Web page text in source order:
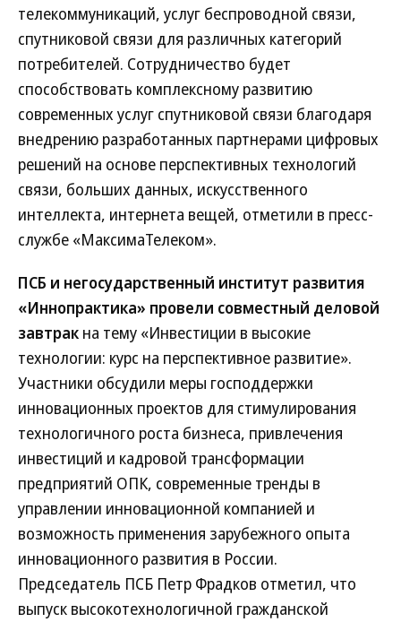
телекоммуникаций, услуг беспроводной связи,
спутниковой связи для различных категорий
потребителей. Сотрудничество будет
способствовать комплексному развитию
современных услуг спутниковой связи благодаря
внедрению разработанных партнерами цифровых
решений на основе перспективных технологий
связи, больших данных, искусственного
интеллекта, интернета вещей, отметили в пресс-
службе «МаксимаТелеком».
ПСБ и негосударственный институт развития
«Иннопрактика» провели совместный деловой
завтрак на тему «Инвестиции в высокие
технологии: курс на перспективное развитие».
Участники обсудили меры господдержки
инновационных проектов для стимулирования
технологичного роста бизнеса, привлечения
инвестиций и кадровой трансформации
предприятий ОПК, современные тренды в
управлении инновационной компанией и
возможность применения зарубежного опыта
инновационного развития в России.
Председатель ПСБ Петр Фрадков отметил, что
выпуск высокотехнологичной гражданской